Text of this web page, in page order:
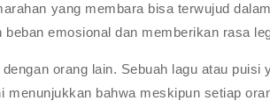
yang membara bisa terwujud
emosional dan memberikan rasa
orang lain. Sebuah lagu atau puisi
bahwa meskipun setiap